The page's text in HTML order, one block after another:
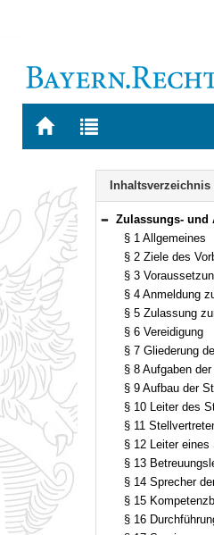
Zur
BAYERN.RECHT
Zur
letzten
Inhaltsverzeichnis
Bereich reduzieren
Zulassungs- und Ausbildungsordnung für das Lehramt für Sonderpädagogik (ZALS) in der
§ 1 Allgemeines
§ 2 Ziele des
§ 3 Voraussetzungen für die
§ 4 Anmeldung
§ 5 Zulassung
§ 6 Vereidigung
§ 7 Gliederung
§ 8 Aufgaben
§ 9 Aufbau der
§ 10 Leiter des
§ 11 Stellvertretender
§ 12 Leiter eines
§ 13
§ 14 Sprecher
§ 15
§ 16 Durchführung des